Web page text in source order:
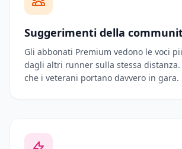
Suggerimenti della
Gli abbonati Premium vedono le voci
dagli altri runner sulla stessa
che i veterani portano davvero in gara.